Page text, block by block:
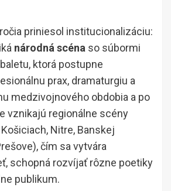
priniesol institucionalizáciu:
národná scéna so súbormi
ktorá postupne
prax, dramaturgiu a
medzivojnového obdobia a po
vznikajú regionálne scény
Nitre, Banskej
čím sa vytvára
schopná rozvíjať rôzne poetiky
publikum.